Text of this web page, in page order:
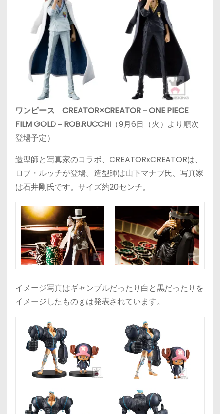
ワンピース CREATOR×CREATOR－ONE PIECE
FILM GOLD－ROB.RUCCHI （9月6日（火）より順次
登場予定）
造型師と写真家のコラボ、CREATORxCREATORは、
ロブ・ルッチが登場。造型師は山下マナブ氏、写真家
は石井剛氏です。サイズ約20センチ。
イメージ写真はギャンブルだったり白と黒だったりを
イメージしたものｇは発表されています。